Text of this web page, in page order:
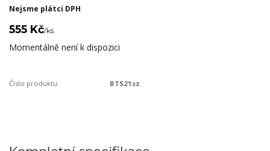
Nejsme plátci DPH
555 Kč/ks
Momentálně není k dispozici
Číslo produktu: BTS21sz